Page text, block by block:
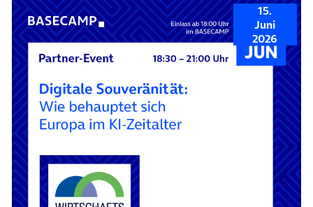
15.
Juni
2026